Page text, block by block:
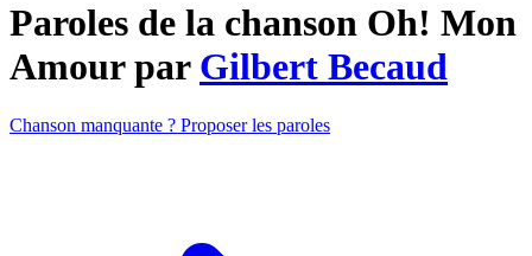
Paroles de la chanson Oh! Mon
Amour par Gilbert Becaud
Chanson manquante ? Proposer les paroles